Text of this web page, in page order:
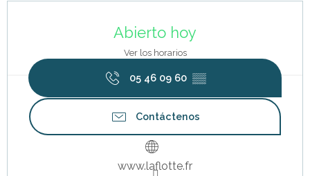
Abierto hoy
Ver los horarios
05 46 09 60 ▒▒
Contáctenos
www.laflotte.fr